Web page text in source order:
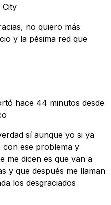
City
no quiero más
y la pésima red que
hace 44 minutos desde
sí aunque yo si ya
con ese problema y
me dicen es que van a
y que después me llaman
los desgraciados